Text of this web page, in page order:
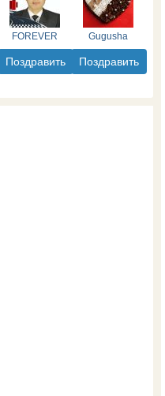
FOREVER
Поздравить
Gugusha
Поздравить